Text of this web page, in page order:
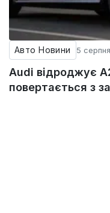
Авто Новини 5
Audi відроджує
повертається з